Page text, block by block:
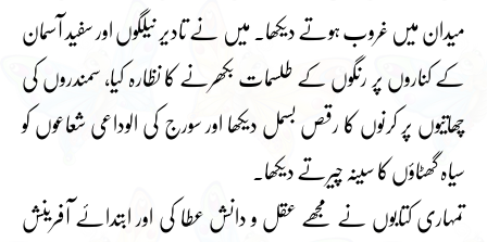
میدان میں غروب ہوتے دیکھا۔ میں نے تادیر نیلگوں اور سفید آسمان
کے کناروں پر رنگوں کے طلسمات بکھرنے کا نظارہ کیا، سمندروں کی
چھاتیوں پر کرنوں کا رقص بسمل دیکھا اور سورج کی الوداعی شعاعوں کو
سیاہ گھٹاؤں کا سینہ چیرتے دیکھا۔
تمہاری کتابوں نے مجھے عقل و دانش عطا کی اور ابتدائے آفرینش